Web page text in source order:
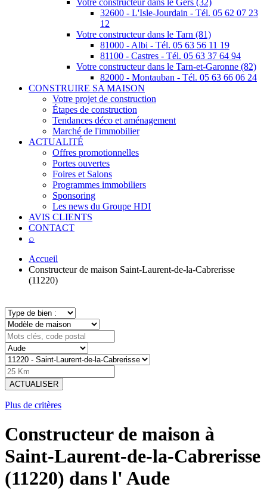
Votre constructeur dans le Gers (32)
32600 - L'Isle-Jourdain - Tél. 05 62 07 23
12
Votre constructeur dans le Tarn (81)
81000 - Albi - Tél. 05 63 56 11 19
81100 - Castres - Tél. 05 63 37 64 94
Votre constructeur dans le Tarn-et-Garonne (82)
82000 - Montauban - Tél. 05 63 66 06 24
CONSTRUIRE SA MAISON
Votre projet de construction
Étapes de construction
Tendances déco et aménagement
Marché de l'immobilier
ACTUALITÉ
Offres promotionnelles
Portes ouvertes
Foires et Salons
Programmes immobiliers
Sponsoring
Les news du Groupe HDI
AVIS CLIENTS
CONTACT
⌕
Accueil
Constructeur de maison Saint-Laurent-de-la-Cabrerisse
(11220)
ACTUALISER
Plus de critères
Constructeur de maison à
Saint-Laurent-de-la-Cabrerisse
(11220) dans l' Aude